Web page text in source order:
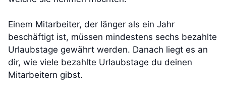
Einem Mitarbeiter, der länger als ein Jahr
beschäftigt ist, müssen mindestens sechs bezahlte
Urlaubstage gewährt werden. Danach liegt es an
dir, wie viele bezahlte Urlaubstage du deinen
Mitarbeitern gibst.